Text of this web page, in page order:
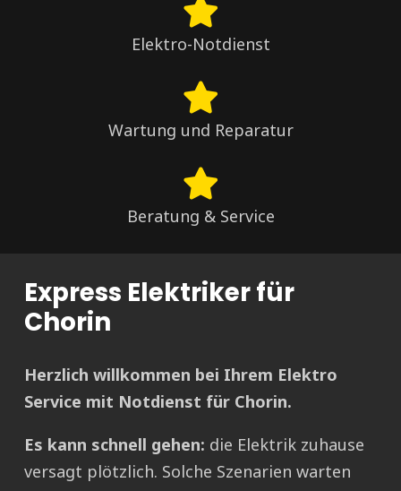
Elektro-Notdienst
Wartung und Reparatur
Beratung & Service
Express Elektriker für
Chorin
Herzlich willkommen bei Ihrem Elektro
Service mit Notdienst für Chorin.
Es kann schnell gehen: die Elektrik zuhause
versagt plötzlich. Solche Szenarien warten